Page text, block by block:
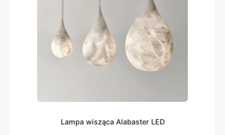
Lampa wisząca Alabaster LED